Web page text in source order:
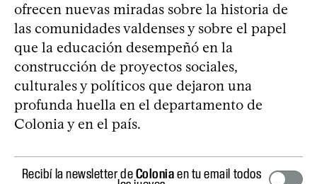
ofrecen nuevas miradas sobre la historia de
las comunidades valdenses y sobre el papel
que la educación desempeñó en la
construcción de proyectos sociales,
culturales y políticos que dejaron una
profunda huella en el departamento de
Colonia y en el país.
Recibí la newsletter deColoniaen tu email todos